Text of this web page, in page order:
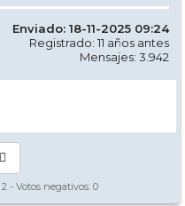
Enviado: 18-11-2025 09:24
Registrado: 11 años antes
Mensajes: 3.942
2 - Votos negativos: 0